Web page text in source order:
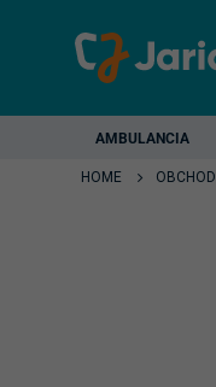
AMBULANCIA
HOME OBCHOD